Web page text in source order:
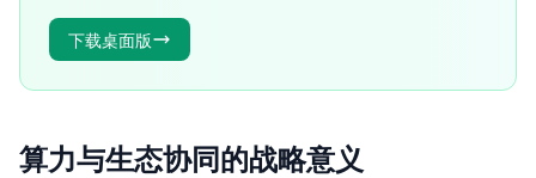
下载桌面版
算力与生态协同的战略意义